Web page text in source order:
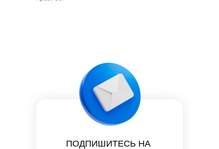
ПОДПИШИТЕСЬ НА